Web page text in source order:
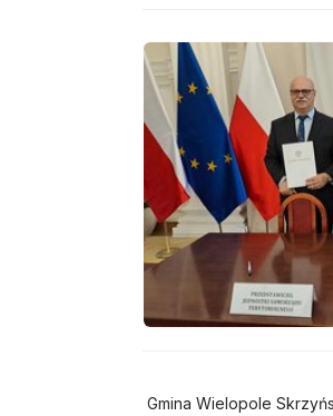
Gmina Wielopole